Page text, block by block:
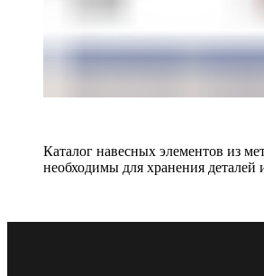
Каталог навесных элементов из
необходимы для хранения